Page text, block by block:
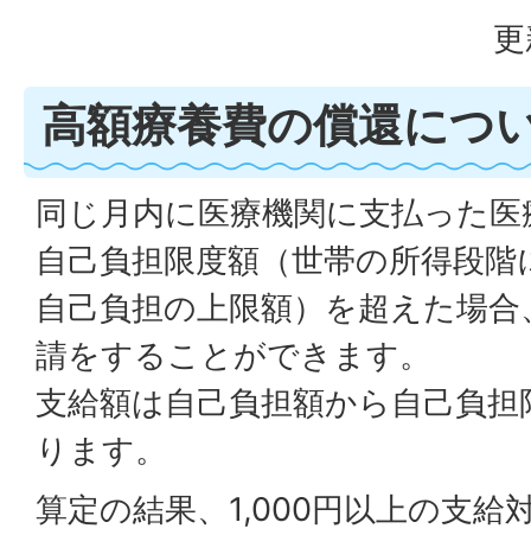
高額療養費の償還につ
同じ月内に医療機関に支払った
自己負担限度額（世帯の所得段
自己負担の上限額）を超えた場
請をすることができます。
支給額は自己負担額から自己負
ります。
算定の結果、1,000円以上の支給